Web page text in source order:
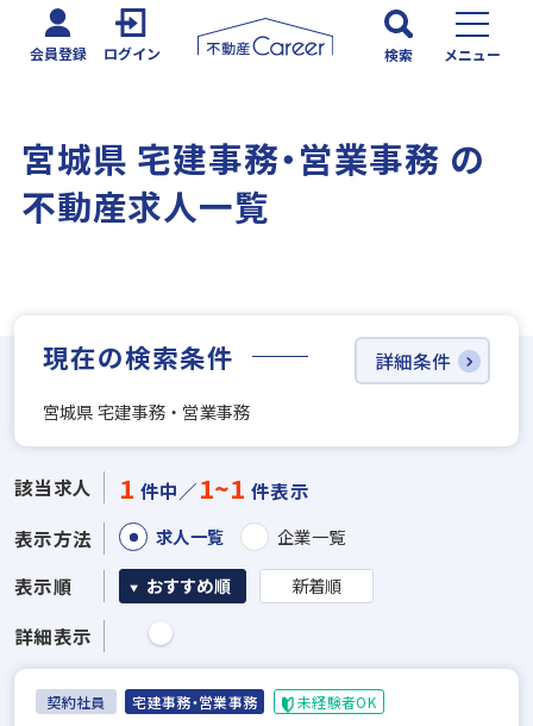
会員登録 ログイン 検索 メニュー
宮城県 宅建事務・営業事務 の
不動産求人一覧
現在の検索条件
宮城県 宅建事務・営業事務
詳細条件
該当求人 1 件中／1~1 件表示
表示方法
求人一覧 企業一覧
表示順 おすすめ順 新着順
詳細表示
契約社員 宅建事務・営業事務 未経験者OK